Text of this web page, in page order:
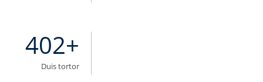
402+
Duis tortor